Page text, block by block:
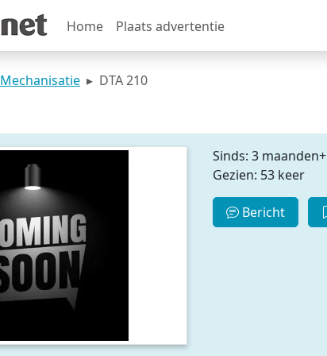
Home Plaats advertentie
Mechanisatie DTA 210
Sinds: 3 maanden+
Gezien: 53 keer
Bericht